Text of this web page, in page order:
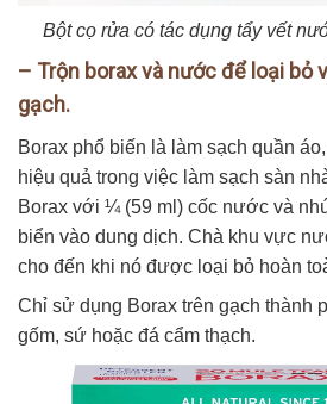
Bột cọ rửa có tác dụng tẩy vết
– Trộn borax và nước để loại bỏ
gạch.
Borax phổ biến là làm sạch quần
hiệu quả trong việc làm sạch sàn
Borax với ¼ (59 ml) cốc nước và
biển vào dung dịch. Chà khu vực
cho đến khi nó được loại bỏ hoàn
Chỉ sử dụng Borax trên gạch thành
gốm, sứ hoặc đá cẩm thạch.